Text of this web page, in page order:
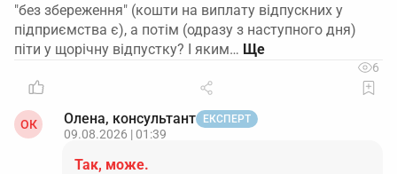
тому дійте через стандартну заявку, але з
обов’язковими довідками та чіткою вказівкою на
спрощену процедуру і строк до 10.08.2026.
"без збереження" (кошти на виплату відпускних у
підприємства є), а потім (одразу з наступного дня)
піти у щорічну відпустку? І яким…
6
ОК Олена, консультант ЕКСПЕРТ
09.08.2026 | 01:39
Так, може.